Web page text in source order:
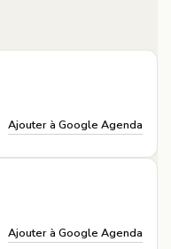
Ajouter à Google Agenda
Ajouter à Google Agenda